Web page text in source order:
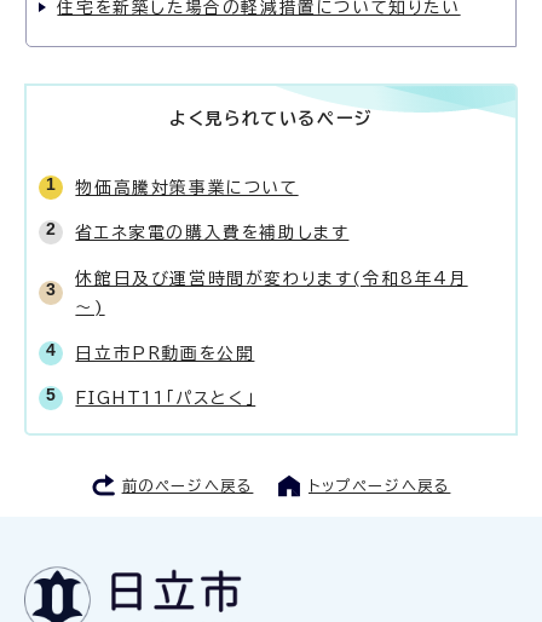
住宅を新築した場合の軽減措置について知りたい
よく見られているページ
物価高騰対策事業について
省エネ家電の購入費を補助します
休館日及び運営時間が変わります(令和8年4月
～)
日立市PR動画を公開
FIGHT11「パスとく」
前のページへ戻る トップページへ戻る